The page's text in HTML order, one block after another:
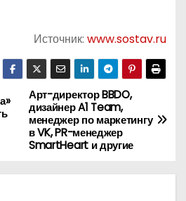
Источник:www.sostav.ru
Арт-директор BBDO,
дизайнер A1 Team,
менеджер по маркетингу
в VK, PR-менеджер
SmartHeart и другие